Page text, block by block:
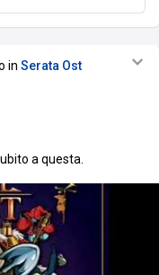
in Serata Ost
a questa.